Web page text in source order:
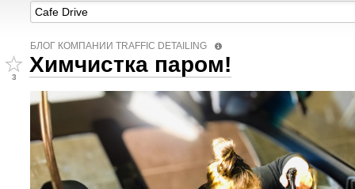
БЛОГ КОМПАНИИ TRAFFIC DETAILING
3
Химчистка паром!